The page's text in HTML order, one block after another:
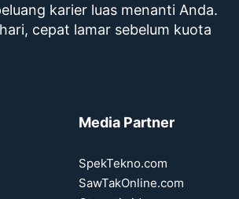
karier luas menanti Anda.
cepat lamar sebelum kuota
Media Partner
SpekTekno.com
SawTakOnline.com